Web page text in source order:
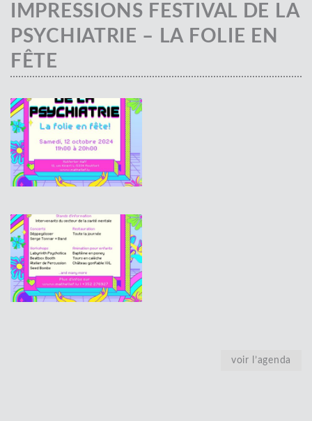
IMPRESSIONS FESTIVAL DE LA
PSYCHIATRIE – LA FOLIE EN
FÊTE
voir l’agenda